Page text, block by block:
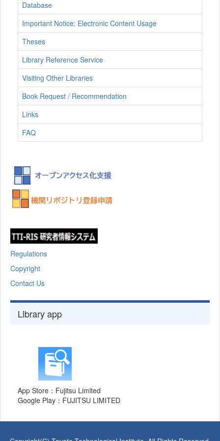
Database
Important Notice: Electronic Content Usage
Theses
Library Reference Service
Visiting Other Libraries
Book Request / Recommendation
Links
FAQ
Regulations
Copyright
Contact Us
Library app
App Store：Fujitsu Limited
Google Play：FUJITSU LIMITED